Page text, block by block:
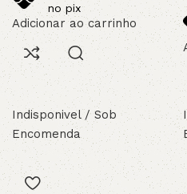
no pix
Adicionar ao carrinho
Indisponivel / Sob
Encomenda